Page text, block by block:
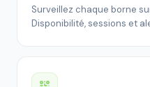
Surveillez chaque borne
Disponibilité, sessions et